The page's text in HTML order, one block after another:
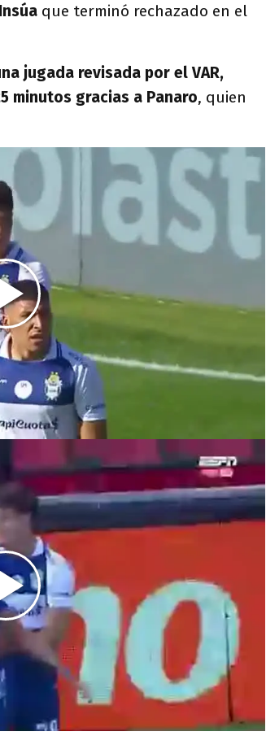
que terminó rechazado en el
jugada revisada por el VAR,
minutos gracias a Panaro, quien